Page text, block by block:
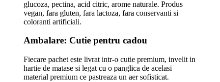
glucoza, pectina, acid citric, arome naturale. Produs
vegan, fara gluten, fara lactoza, fara conservanti si
coloranti artificiali.
Ambalare: Cutie pentru cadou
Fiecare pachet este livrat intr-o cutie premium, invelit in
hartie de matase si legat cu o panglica de acelasi
material premium ce pastreaza un aer sofisticat.